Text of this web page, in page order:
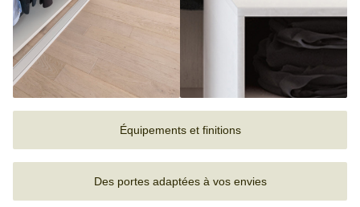
Équipements et finitions
Des portes adaptées à vos envies